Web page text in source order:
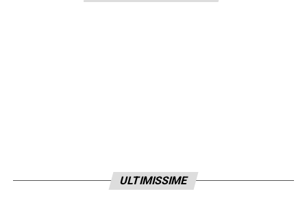
ULTIMISSIME